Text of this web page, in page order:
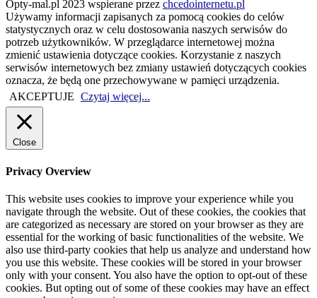
Opty-mal.pl 2023 wspierane przez chcedointernetu.pl
Używamy informacji zapisanych za pomocą cookies do celów
statystycznych oraz w celu dostosowania naszych serwisów do
potrzeb użytkowników. W przeglądarce internetowej można
zmienić ustawienia dotyczące cookies. Korzystanie z naszych
serwisów internetowych bez zmiany ustawień dotyczących cookies
oznacza, że będą one przechowywane w pamięci urządzenia.
AKCEPTUJE Czytaj więcej...
Close
Privacy Overview
This website uses cookies to improve your experience while you
navigate through the website. Out of these cookies, the cookies that
are categorized as necessary are stored on your browser as they are
essential for the working of basic functionalities of the website. We
also use third-party cookies that help us analyze and understand how
you use this website. These cookies will be stored in your browser
only with your consent. You also have the option to opt-out of these
cookies. But opting out of some of these cookies may have an effect